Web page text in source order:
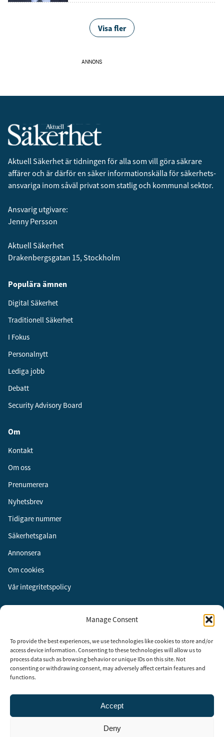
Manage Consent
To provide the best experiences, we use technologies like cookies to store and/or
access device information. Consenting to these technologies will allow us to
process data such as browsing behavior or unique IDs on this site. Not
consenting or withdrawing consent, may adversely affect certain features and
functions.
Accept
Deny
Visa fler
ANNONS
Aktuell Säkerhet är tidningen för alla som vill göra säkrare
affärer och är därför en säker informationskälla för säkerhets­
ansvariga inom såväl privat som statlig och kommunal sektor.
Ansvarig utgivare:
Jenny Persson
Aktuell Säkerhet
Drakenbergsgatan 15, Stockholm
Populära ämnen
Digital Säkerhet
Traditionell Säkerhet
I Fokus
Personalnytt
Lediga jobb
Debatt
Security Advisory Board
Om
Kontakt
Om oss
Prenumerera
Nyhetsbrev
Tidigare nummer
Säkerhetsgalan
Annonsera
Om cookies
Vår integritetspolicy
Instagram
LinkedIn
Säkerhet år 2003 för att stimulera, utveckla och informera om